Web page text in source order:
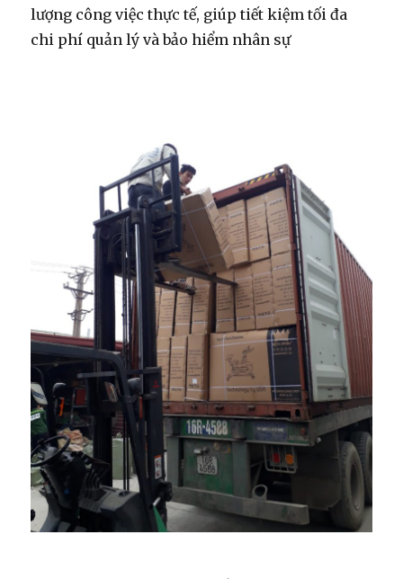
lượng công việc thực tế, giúp tiết kiệm tối đa
chi phí quản lý và bảo hiểm nhân sự